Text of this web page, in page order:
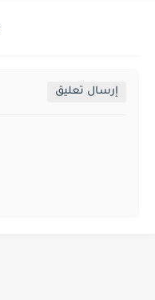
إرسال تعليق